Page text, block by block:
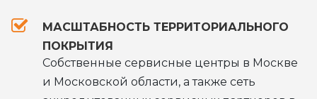
МАСШТАБНОСТЬ ТЕРРИТОРИАЛЬНОГО
ПОКРЫТИЯ
Собственные сервисные центры в Москве
и Московской области, а также сеть